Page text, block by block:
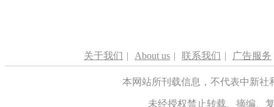
关于我们 | About us | 联系我们 | 广告服务
本网站所刊载信息，不代表中新
未经授权禁止转载、摘编、